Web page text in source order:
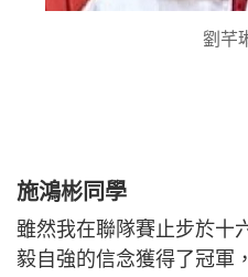
劉芊
施鴻彬同學
雖然我在聯隊賽止步於十
毅自強的信念獲得了冠軍